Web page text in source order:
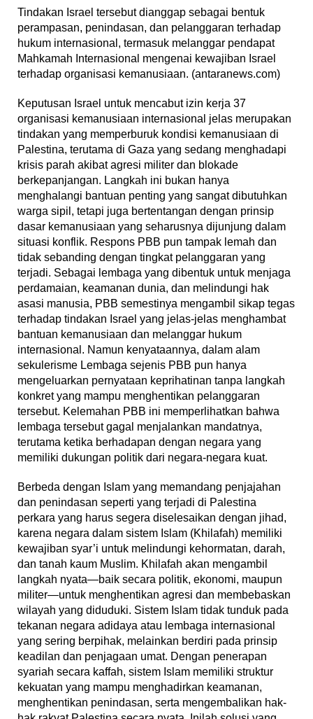
Tindakan Israel tersebut dianggap sebagai bentuk
perampasan, penindasan, dan pelanggaran terhadap
hukum internasional, termasuk melanggar pendapat
Mahkamah Internasional mengenai kewajiban Israel
terhadap organisasi kemanusiaan. (antaranews.com)
Keputusan Israel untuk mencabut izin kerja 37
organisasi kemanusiaan internasional jelas merupakan
tindakan yang memperburuk kondisi kemanusiaan di
Palestina, terutama di Gaza yang sedang menghadapi
krisis parah akibat agresi militer dan blokade
berkepanjangan. Langkah ini bukan hanya
menghalangi bantuan penting yang sangat dibutuhkan
warga sipil, tetapi juga bertentangan dengan prinsip
dasar kemanusiaan yang seharusnya dijunjung dalam
situasi konflik. Respons PBB pun tampak lemah dan
tidak sebanding dengan tingkat pelanggaran yang
terjadi. Sebagai lembaga yang dibentuk untuk menjaga
perdamaian, keamanan dunia, dan melindungi hak
asasi manusia, PBB semestinya mengambil sikap tegas
terhadap tindakan Israel yang jelas-jelas menghambat
bantuan kemanusiaan dan melanggar hukum
internasional. Namun kenyataannya, dalam alam
sekulerisme Lembaga sejenis PBB pun hanya
mengeluarkan pernyataan keprihatinan tanpa langkah
konkret yang mampu menghentikan pelanggaran
tersebut. Kelemahan PBB ini memperlihatkan bahwa
lembaga tersebut gagal menjalankan mandatnya,
terutama ketika berhadapan dengan negara yang
memiliki dukungan politik dari negara-negara kuat.
Berbeda dengan Islam yang memandang penjajahan
dan penindasan seperti yang terjadi di Palestina
perkara yang harus segera diselesaikan dengan jihad,
karena negara dalam sistem Islam (Khilafah) memiliki
kewajiban syar’i untuk melindungi kehormatan, darah,
dan tanah kaum Muslim. Khilafah akan mengambil
langkah nyata—baik secara politik, ekonomi, maupun
militer—untuk menghentikan agresi dan membebaskan
wilayah yang diduduki. Sistem Islam tidak tunduk pada
tekanan negara adidaya atau lembaga internasional
yang sering berpihak, melainkan berdiri pada prinsip
keadilan dan penjagaan umat. Dengan penerapan
syariah secara kaffah, sistem Islam memiliki struktur
kekuatan yang mampu menghadirkan keamanan,
menghentikan penindasan, serta mengembalikan hak-